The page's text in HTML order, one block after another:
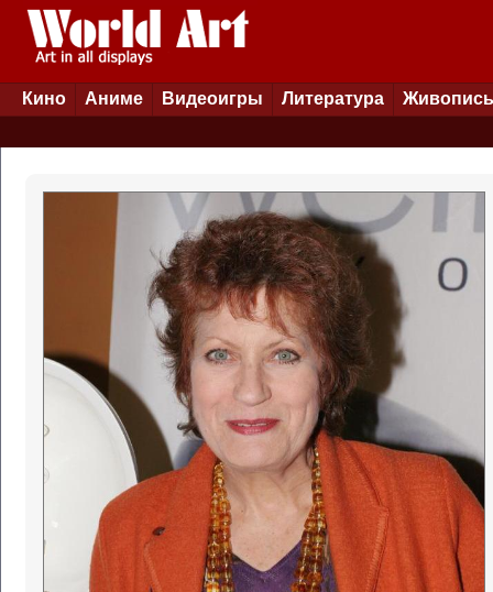
Кино Аниме Видеоигры Литература Живопись